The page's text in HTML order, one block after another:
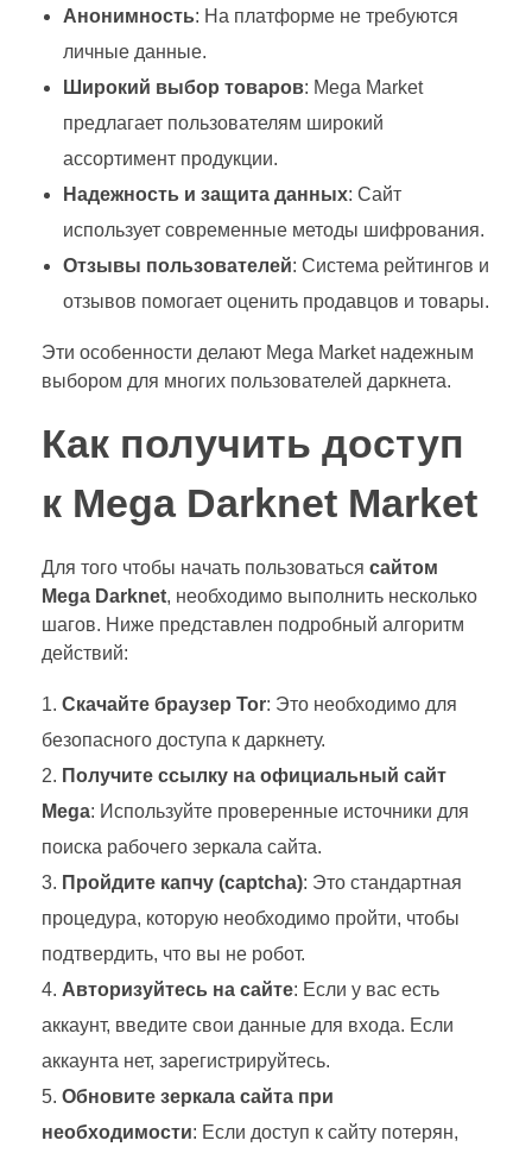
Анонимность: На платформе не требуются
личные данные.
Широкий выбор товаров: Mega Market
предлагает пользователям широкий
ассортимент продукции.
Надежность и защита данных: Сайт
использует современные методы шифрования.
Отзывы пользователей: Система рейтингов и
отзывов помогает оценить продавцов и товары.
Эти особенности делают Mega Market надежным
выбором для многих пользователей даркнета.
Как получить доступ
к Mega Darknet Market
Для того чтобы начать пользоваться сайтом
Mega Darknet, необходимо выполнить несколько
шагов. Ниже представлен подробный алгоритм
действий:
Скачайте браузер Tor: Это необходимо для
безопасного доступа к даркнету.
Получите ссылку на официальный сайт
Mega: Используйте проверенные источники для
поиска рабочего зеркала сайта.
Пройдите капчу (captcha): Это стандартная
процедура, которую необходимо пройти, чтобы
подтвердить, что вы не робот.
Авторизуйтесь на сайте: Если у вас есть
аккаунт, введите свои данные для входа. Если
аккаунта нет, зарегистрируйтесь.
Обновите зеркала сайта при
необходимости: Если доступ к сайту потерян,